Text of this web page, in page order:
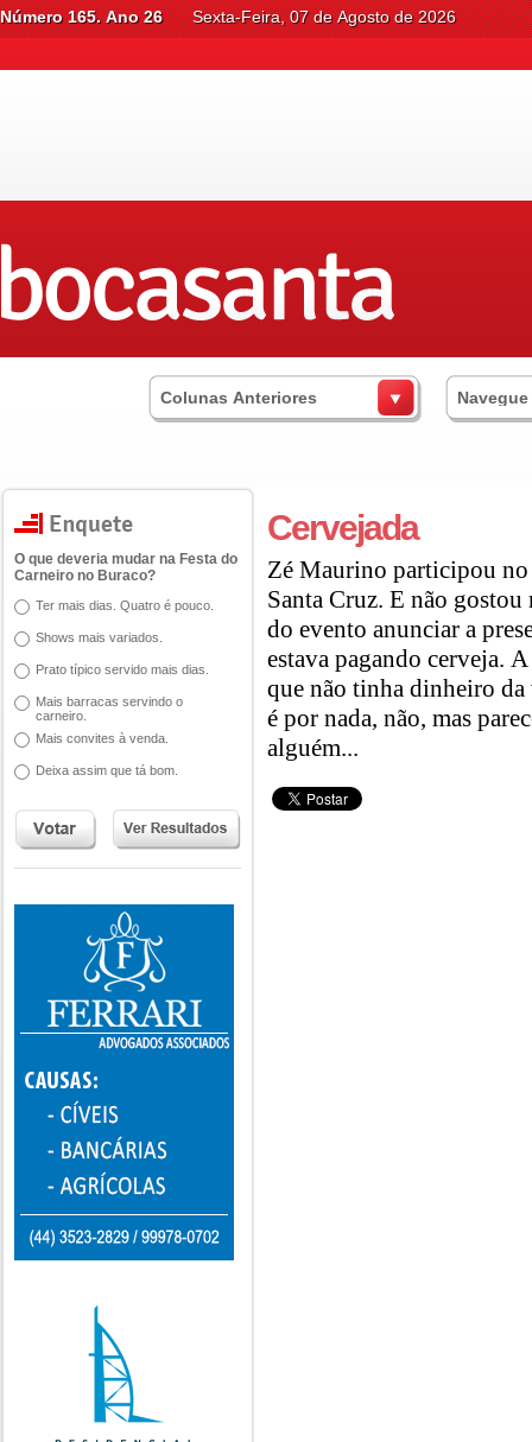
Número 165. Ano 26 Sexta-Feira, 07 de Agosto de 2026
Colunas Anteriores
O que deveria mudar na Festa do
Carneiro no Buraco?
Ter mais dias. Quatro é pouco.
Shows mais variados.
Prato típico servido mais dias.
Mais barracas servindo o
carneiro.
Mais convites à venda.
Deixa assim que tá bom.
Cervejada
Zé Maurino participou
Santa Cruz. E não
do evento anunciar a
estava pagando cerveja.
que não tinha dinheiro da
é por nada, não, mas
alguém...